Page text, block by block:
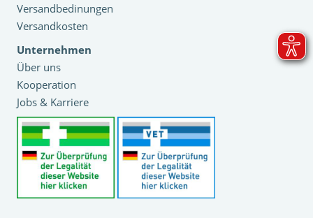
Versandbedinungen
Versandkosten
Unternehmen
Über uns
Kooperation
Jobs & Karriere